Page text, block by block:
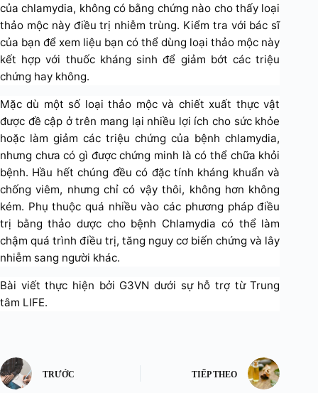
của chlamydia, không có bằng chứng nào cho thấy loại
thảo mộc này điều trị nhiễm trùng. Kiểm tra với bác sĩ
của bạn để xem liệu bạn có thể dùng loại thảo mộc này
kết hợp với thuốc kháng sinh để giảm bớt các triệu
chứng hay không.
Mặc dù một số loại thảo mộc và chiết xuất thực vật
được đề cập ở trên mang lại nhiều lợi ích cho sức khỏe
hoặc làm giảm các triệu chứng của bệnh chlamydia,
nhưng chưa có gì được chứng minh là có thể chữa khỏi
bệnh. Hầu hết chúng đều có đặc tính kháng khuẩn và
chống viêm, nhưng chỉ có vậy thôi, không hơn không
kém. Phụ thuộc quá nhiều vào các phương pháp điều
trị bằng thảo dược cho bệnh Chlamydia có thể làm
chậm quá trình điều trị, tăng nguy cơ biến chứng và lây
nhiễm sang người khác.
Bài viết thực hiện bởi G3VN dưới sự hỗ trợ từ Trung
tâm LIFE.
TRƯỚC TIẾP THEO